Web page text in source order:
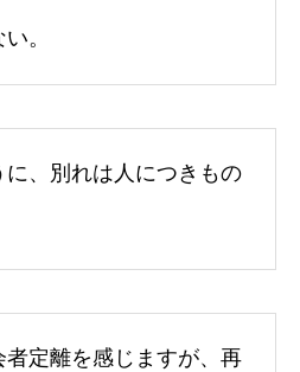
。
、別れは人につきもの
定離を感じますが、再